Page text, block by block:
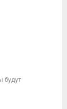
будут